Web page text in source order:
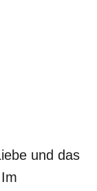
und das